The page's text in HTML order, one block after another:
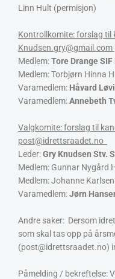
Linn Hult (permisjon)
Kontrollkomite: forslag til
Knudsen.gry@gmail.com
Medlem:Tore Drange
Medlem: Torbjørn Hinna
Varamedlem: Håvard
Varamedlem:Annebeth
Valgkomite: forslag til
post@idrettsraadet.no
Leder:Gry Knudsen Stv.
Medlem: Gunnar Nygård
Medlem: Johanne
Varamedlem:Jørn
Andre saker: Dersom
som skal tas opp på
Påmelding / bekreftelse: